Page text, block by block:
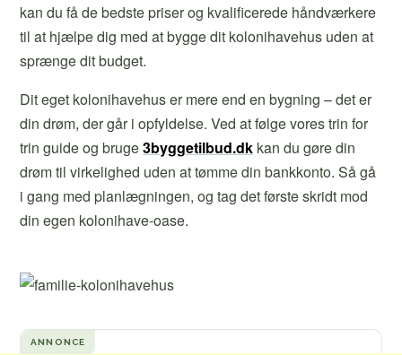
kan du få de bedste priser og kvalificerede håndværkere
til at hjælpe dig med at bygge dit kolonihavehus uden at
sprænge dit budget.
Dit eget kolonihavehus er mere end en bygning – det er
din drøm, der går i opfyldelse. Ved at følge vores trin for
trin guide og bruge3byggetilbud.dk kan du gøre din
drøm til virkelighed uden at tømme din bankkonto. Så gå
i gang med planlægningen, og tag det første skridt mod
din egen kolonihave-oase.
ANNONCE